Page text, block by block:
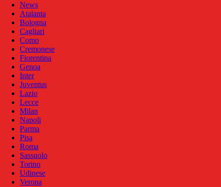
News
Atalanta
Bologna
Cagliari
Como
Cremonese
Fiorentina
Genoa
Inter
Juventus
Lazio
Lecce
Milan
Napoli
Parma
Pisa
Roma
Sassuolo
Torino
Udinese
Verona